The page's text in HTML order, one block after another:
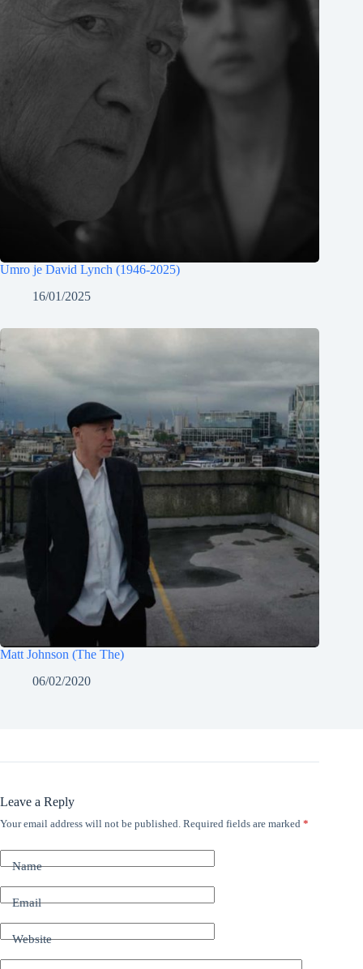
Umro je David Lynch (1946-2025)
16/01/2025
Matt Johnson (The The)
06/02/2020
Leave a Reply
Your email address will not be published. Required fields are marked *
Name
Email
Website